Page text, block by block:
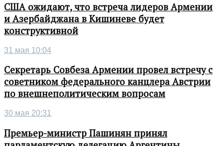
США ожидают, что встреча лидеров Армении
и Азербайджана в Кишиневе будет
конструктивной
31 мая 10:04
Секретарь Совбеза Армении провел встречу с
советником федерального канцлера Австрии
по внешнеполитическим вопросам
30 мая 20:31
Премьер-министр Пашинян принял